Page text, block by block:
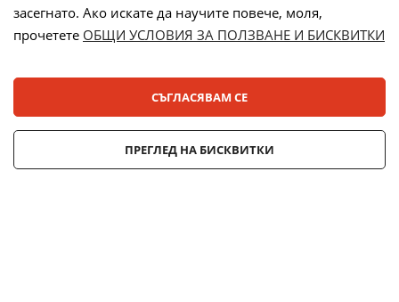
Лизинг:
засегнато. Ако искате да научите повече, моля,
прочетете ОБЩИ УСЛОВИЯ ЗА ПОЛЗВАНЕ И БИСКВИТКИ
СЪГЛАСЯВАМ СЕ
ПРЕГЛЕД НА БИСКВИТКИ